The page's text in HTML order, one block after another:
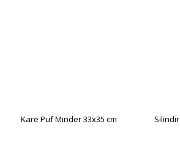
Kare Puf Minder 33x35 cm